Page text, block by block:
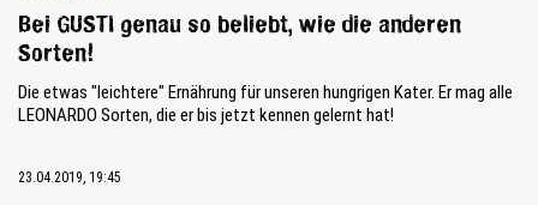
Bewertung mit 5 von 5 Sternen
Bei GUSTI genau so beliebt, wie die anderen
Sorten!
Die etwas "leichtere" Ernährung für unseren hungrigen Kater. Er mag alle
LEONARDO Sorten, die er bis jetzt kennen gelernt hat!
23.04.2019, 19:45